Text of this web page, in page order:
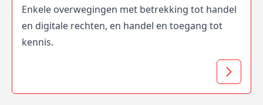
Enkele overwegingen met betrekking tot handel
en digitale rechten, en handel en toegang tot
kennis.
Lees